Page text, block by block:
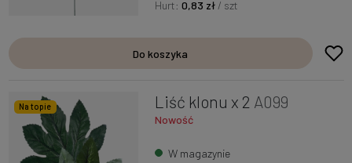
Hurt:0,83 zł / szt
Do koszyka
Na topie Liść klonu x 2 A099
Nowość
W magazynie